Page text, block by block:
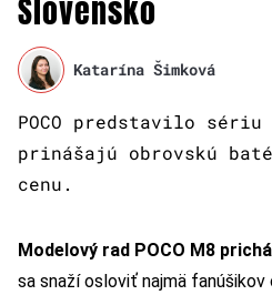
Slovensko
Katarína Šimková
POCO predstavilo sériu
prinášajú obrovskú
cenu.
Modelový rad POCO M8
sa snaží osloviť najmä